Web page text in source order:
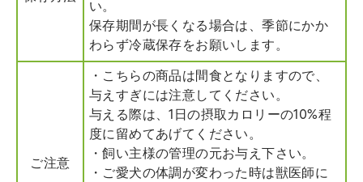
い。
保存期間が長くなる場合は、季節にかか
わらず冷蔵保存をお願いします。
ご注意
・こちらの商品は間食となりますので、
与えすぎには注意してください。
与える際は、1日の摂取カロリーの10%程
度に留めてあげてください。
・飼い主様の管理の元お与え下さい。
・ご愛犬の体調が変わった時は獣医師に